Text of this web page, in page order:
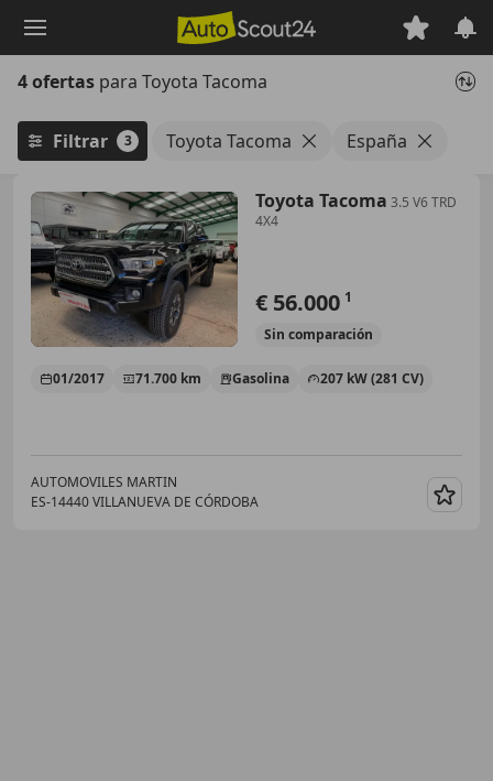
principal
4 ofertas para Toyota Tacoma
Filtrar 3 Toyota Tacoma España
Toyota Tacoma 3.5 V6 TRD
4X4
€ 56.000 1
Sin comparación
01/2017 71.700 km Gasolina 207 kW (281 CV)
AUTOMOVILES MARTIN
ES-14440 VILLANUEVA DE CÓRDOBA